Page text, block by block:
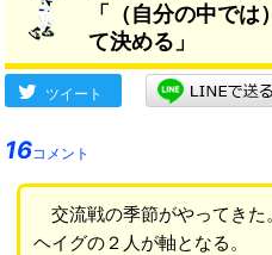
「（自分の中で
て決める」
ツイート
16コメント
交流戦の季節がやってきた
ヘイグの２人が軸となる。